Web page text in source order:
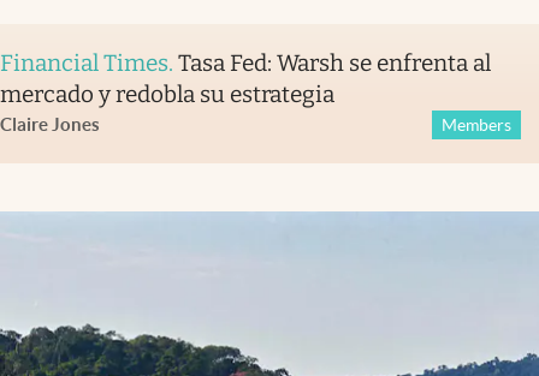
Financial Times. Tasa Fed: Warsh se enfrenta al
mercado y redobla su estrategia
Claire Jones Members